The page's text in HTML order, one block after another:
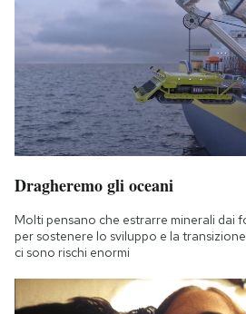
Dragheremo gli oceani
Molti pensano che estrarre minerali dai
per sostenere lo sviluppo e la
ci sono rischi enormi